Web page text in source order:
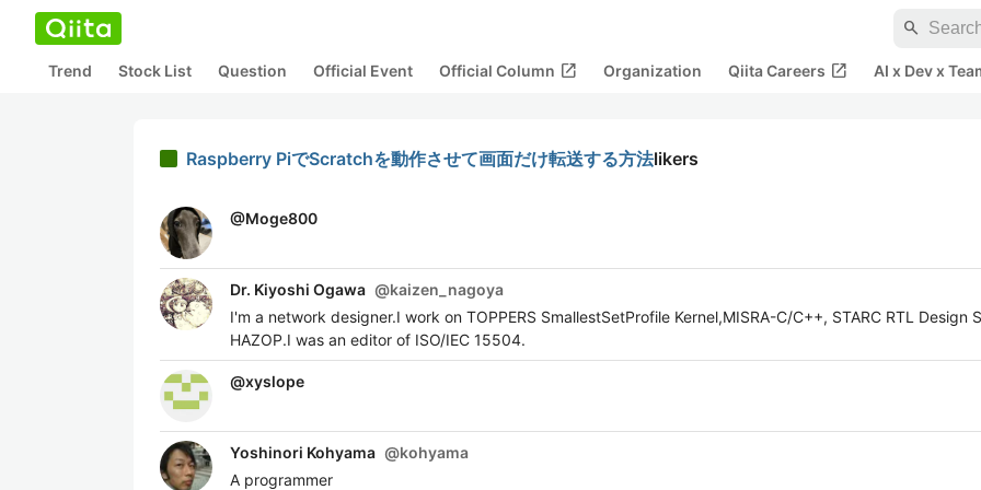
search
Trend Stock List Question Official Event Official Column open_in_new Organization Qiita Careers open_in_new AI x Dev x
Raspberry PiでScratchを動作させて画面だけ転送する方法likers
@Moge800
Dr. Kiyoshi Ogawa @kaizen_nagoya
I'm a network designer.I work on TOPPERS SmallestSetProfile Kernel,MISRA-C/C++, STARC RTL Design
HAZOP.I was an editor of ISO/IEC 15504.
@xyslope
Yoshinori Kohyama @kohyama
A programmer